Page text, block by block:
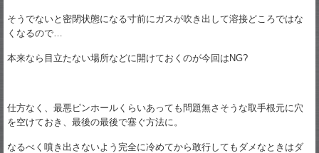
そうでないと密閉状態になる寸前にガスが吹き出して溶接どころではな
くなるので…
本来なら目立たない場所などに開けておくのが今回はNG?
仕方なく、最悪ピンホールくらいあっても問題無さそうな取手根元に穴
を空けておき、最後の最後で塞ぐ方法に。
なるべく噴き出さないよう完全に冷めてから敢行してもダメなときはダ